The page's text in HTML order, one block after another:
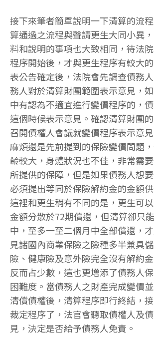
接下來筆者簡單說明一下清算的流
算通過之流程與聲請更生大同小異
料和說明的事項也大致相同，待法
程序開始後，才與更生程序有較大
表公告確定後，法院會先調查債務
務人對於清算財團範圍表示意見，
中有認為不適宜進行變價程序的，
這個時候表示意見。確認清算財團
召開債權人會議就變價程序表示意
麻煩還是先前提到的保險變價問題
齡較大，身體狀況也不佳，非常需
所提供的保障，但是如果債務人想
必須提出等同於保險解約金的金額
這裡和更生稍有不同的是，更生可
金額分散於72期償還，但清算卻只
中，至多一至二個月中全部償還，
見諸國內商業保險之險種多半兼具
險、健康險及意外險完全沒有解約
反而占少數，這也更增添了債務人
困難度。當債務人之財產完成變價
清償債權後，清算程序即行終結，
裁定程序了，法官會聽取債權人及
見，決定是否給予債務人免責。